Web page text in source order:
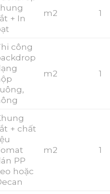
+ In
m2 1
công
m2 1
+ chất
PP
hoặc
m2 1